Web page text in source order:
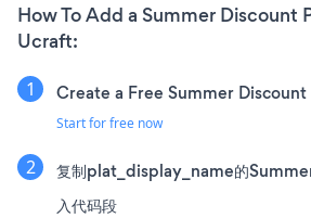
How To Add a Summer Discount
Ucraft:
Create a Free Summer
Start for free now
复制plat_display_name的
入代码段